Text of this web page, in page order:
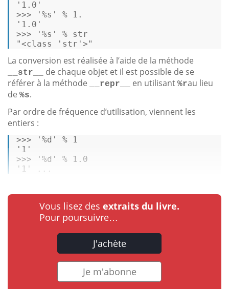
'1.0'
>>>
'%s' %
1.
'1.0'
>>>
'%s' % str
"<class 'str'>"
La conversion est réalisée à l’aide de la méthode
__str__
de chaque objet et il est possible de se
référer à la méthode
__repr__ en utilisant %rau lieu
de %s.
Par ordre de fréquence d’utilisation, viennent les
entiers :
>>> '%d' %
1
'1'
>>>
'%d' %
1.0
'1'
...
Vous lisez des extraits du livre.
Pour poursuivre…
J'achète
Je m'abonne